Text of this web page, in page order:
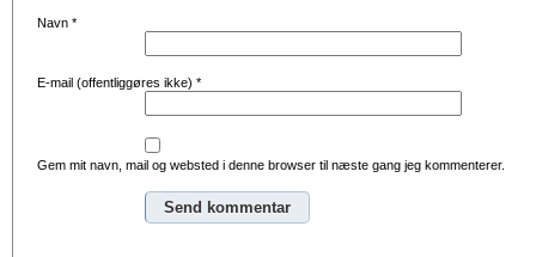
Navn *
E-mail (offentliggøres ikke) *
Gem mit navn, mail og websted i denne browser til næste gang jeg kommenterer.